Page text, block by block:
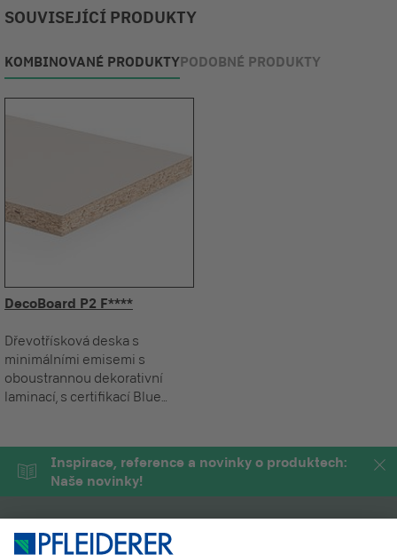
SOUVISEJÍCÍ PRODUKTY
KOMBINOVANÉ PRODUKTYPODOBNÉ PRODUKTY
DecoBoard P2 F****
Dřevotřísková deska s
minimálními emisemi s
oboustrannou dekorativní
laminací, s certifikací Blue
Inspirace, reference a novinky o produktech:
Naše novinky!